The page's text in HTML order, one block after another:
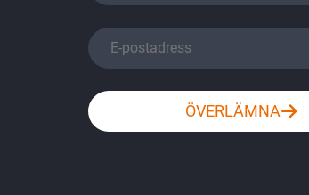
ÖVERLÄMNA